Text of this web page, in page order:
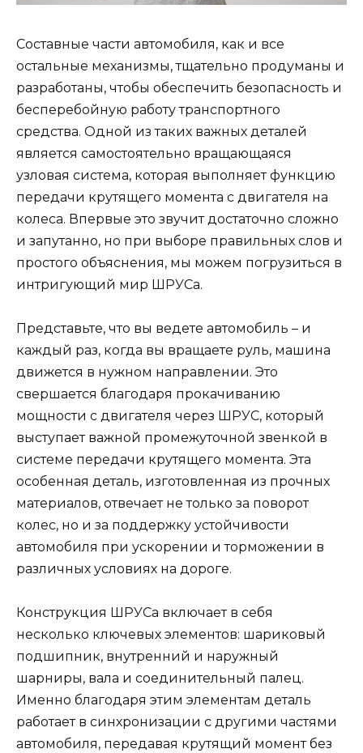
Составные части автомобиля, как и все
остальные механизмы, тщательно продуманы и
разработаны, чтобы обеспечить безопасность и
бесперебойную работу транспортного
средства. Одной из таких важных деталей
является самостоятельно вращающаяся
узловая система, которая выполняет функцию
передачи крутящего момента с двигателя на
колеса. Впервые это звучит достаточно сложно
и запутанно, но при выборе правильных слов и
простого объяснения, мы можем погрузиться в
интригующий мир ШРУСа.
Представьте, что вы ведете автомобиль – и
каждый раз, когда вы вращаете руль, машина
движется в нужном направлении. Это
свершается благодаря прокачиванию
мощности с двигателя через ШРУС, который
выступает важной промежуточной звенкой в
системе передачи крутящего момента. Эта
особенная деталь, изготовленная из прочных
материалов, отвечает не только за поворот
колес, но и за поддержку устойчивости
автомобиля при ускорении и торможении в
различных условиях на дороге.
Конструкция ШРУСа включает в себя
несколько ключевых элементов: шариковый
подшипник, внутренний и наружный
шарниры, вала и соединительный палец.
Именно благодаря этим элементам деталь
работает в синхронизации с другими частями
автомобиля, передавая крутящий момент без